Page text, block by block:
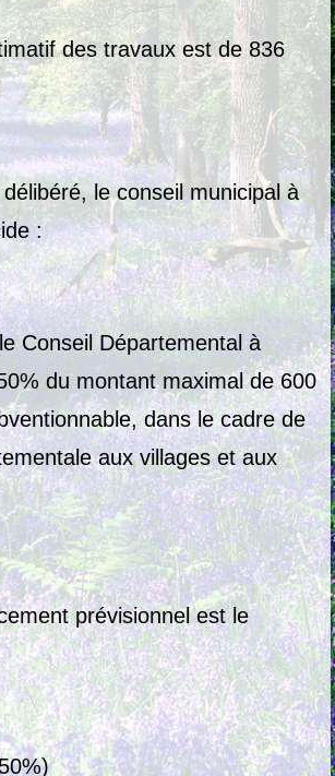
des travaux est de 836
le conseil municipal à
:
Conseil Départemental à
du montant maximal de 600
dans le cadre de
aux villages et aux
prévisionnel est le